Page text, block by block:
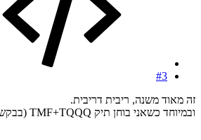
#3
זה מאוד משנה, ריבית דריבית.
ובמיוחד כשאני בוחן תיק TMF+TQQQ (בבקשה לא להתחיל דיוון על זה)